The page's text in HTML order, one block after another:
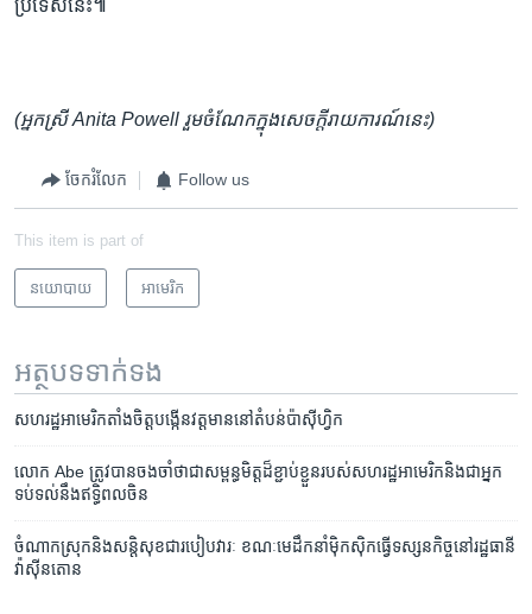
ប្រទេស​នេះ៕
(អ្នកស្រី​ Anita Powell រួមចំណែក​ក្នុង​សេចក្តី​រាយការណ៍​នេះ)
ចែករំលែក Follow us
This item is part of
នយោបាយ អាមេរិក​
អត្ថបទ​ទាក់ទង
សហ​រដ្ឋ​អាមេរិក​តាំង​ចិត្ត​បង្កើន​វត្តមាន​នៅ​តំបន់​ប៉ាស៊ីហ្វិក
លោក​ Abe ​ត្រូវ​បាន​ចងចាំ​ថា​ជា​សម្ពន្ធមិត្ត​ដ៏​ខ្ជាប់ខ្ជួន​របស់​សហរដ្ឋ​អាមេរិក​និង​ជា​អ្នក​
ទប់ទល់​នឹង​ឥទ្ធិពល​ចិន
ចំណាក​ស្រុកនិង​សន្តិសុខ​ជា​របៀប​វារៈ​ ខណៈ​មេ​ដឹកនាំ​ម៉ិកស៊ិក​ធ្វើ​ទស្សនកិច្ច​នៅ​រដ្ឋធានី​
វ៉ាស៊ីនតោន